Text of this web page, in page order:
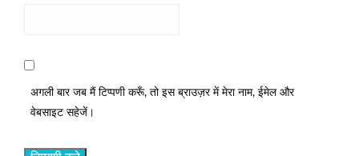
अगली बार जब मैं टिप्पणी करूँ, तो इस ब्राउज़र में मेरा नाम, ईमेल और
वेबसाइट सहेजें।